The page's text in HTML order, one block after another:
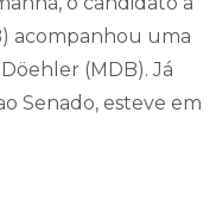
acompanhou uma
(MDB). Já
Senado, esteve em